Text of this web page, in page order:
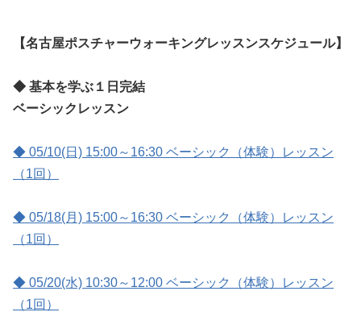
【名古屋ポスチャーウォーキングレッスンスケジュール】
◆ 基本を学ぶ１日完結
ベーシックレッスン
◆ 05/10(日) 15:00～16:30 ベーシック（体験）レッスン
（1回）
◆ 05/18(月) 15:00～16:30 ベーシック（体験）レッスン
（1回）
◆ 05/20(水) 10:30～12:00 ベーシック（体験）レッスン
（1回）